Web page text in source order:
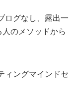
ログなし、露出一
のメソッドから
ィングマインドセ